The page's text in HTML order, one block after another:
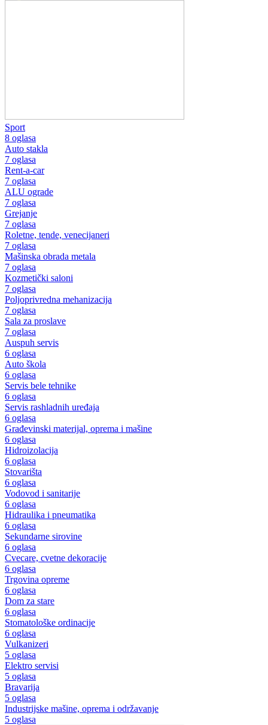
Sport
8 oglasa
Auto stakla
7 oglasa
Rent-a-car
7 oglasa
ALU ograde
7 oglasa
Grejanje
7 oglasa
Roletne, tende, venecijaneri
7 oglasa
Mašinska obrada metala
7 oglasa
Kozmetički saloni
7 oglasa
Poljoprivredna mehanizacija
7 oglasa
Sala za proslave
7 oglasa
Auspuh servis
6 oglasa
Auto škola
6 oglasa
Servis bele tehnike
6 oglasa
Servis rashladnih uređaja
6 oglasa
Građevinski materijal, oprema i mašine
6 oglasa
Hidroizolacija
6 oglasa
Stovarišta
6 oglasa
Vodovod i sanitarije
6 oglasa
Hidraulika i pneumatika
6 oglasa
Sekundarne sirovine
6 oglasa
Cvecare, cvetne dekoracije
6 oglasa
Trgovina opreme
6 oglasa
Dom za stare
6 oglasa
Stomatološke ordinacije
6 oglasa
Vulkanizeri
5 oglasa
Elektro servisi
5 oglasa
Bravarija
5 oglasa
Industrijske mašine, oprema i održavanje
5 oglasa